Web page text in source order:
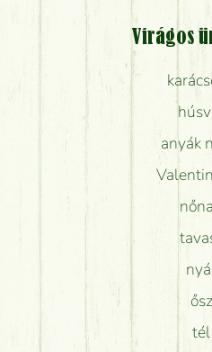
Virágos
anyák
ősz
tél